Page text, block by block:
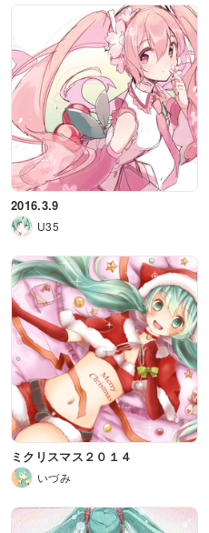
2016.3.9
U35
ミクリスマス２０１４
いづみ